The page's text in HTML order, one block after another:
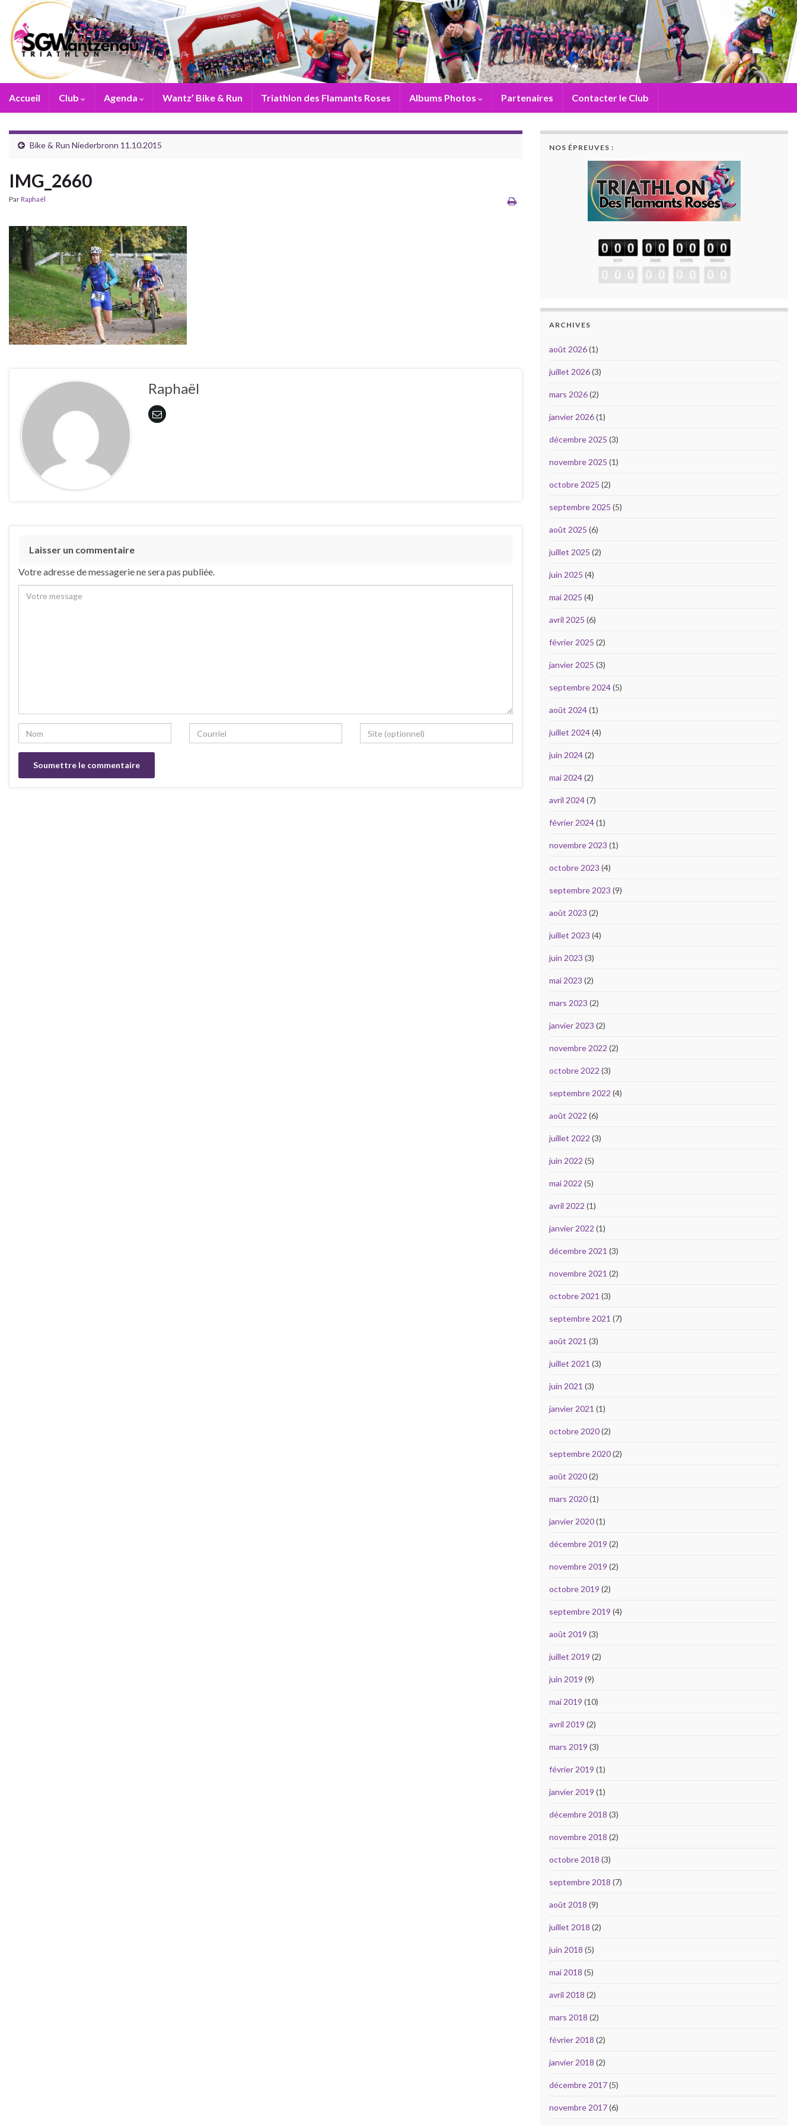
Accueil Club Agenda Wantz’ Bike & Run Triathlon des Flamants Roses Albums Photos Partenaires Contacter le Club
Bike & Run Niederbronn 11.10.2015
IMG_2660
ParRaphaël
Raphaël
Laisser un commentaire
Votre adresse de messagerie ne sera pas publiée.
NOS ÉPREUVES :
ARCHIVES
août 2026(1)
juillet 2026(3)
mars 2026(2)
janvier 2026(1)
décembre 2025 (3)
novembre 2025 (1)
octobre 2025 (2)
septembre 2025 (5)
août 2025 (6)
juillet 2025 (2)
juin 2025 (4)
mai 2025 (4)
avril 2025 (6)
février 2025 (2)
janvier 2025 (3)
septembre 2024(5)
août 2024(1)
juillet 2024(4)
juin 2024(2)
mai 2024(2)
avril 2024(7)
février 2024(1)
novembre 2023 (1)
octobre 2023 (4)
septembre 2023 (9)
août 2023 (2)
juillet 2023 (4)
juin 2023 (3)
mai 2023 (2)
mars 2023 (2)
janvier 2023 (2)
novembre 2022 (2)
octobre 2022 (3)
septembre 2022 (4)
août 2022 (6)
juillet 2022 (3)
juin 2022 (5)
mai 2022 (5)
avril 2022 (1)
janvier 2022 (1)
décembre 2021 (3)
novembre 2021 (2)
octobre 2021 (3)
septembre 2021 (7)
août 2021 (3)
juillet 2021 (3)
juin 2021 (3)
janvier 2021 (1)
octobre 2020(2)
septembre 2020(2)
août 2020(2)
mars 2020(1)
janvier 2020(1)
décembre 2019 (2)
novembre 2019 (2)
octobre 2019 (2)
septembre 2019 (4)
août 2019 (3)
juillet 2019 (2)
juin 2019 (9)
mai 2019 (10)
avril 2019 (2)
mars 2019 (3)
février 2019 (1)
janvier 2019 (1)
décembre 2018 (3)
novembre 2018 (2)
octobre 2018 (3)
septembre 2018 (7)
août 2018 (9)
juillet 2018 (2)
juin 2018 (5)
mai 2018 (5)
avril 2018 (2)
mars 2018 (2)
février 2018 (2)
janvier 2018 (2)
décembre 2017(5)
novembre 2017(6)